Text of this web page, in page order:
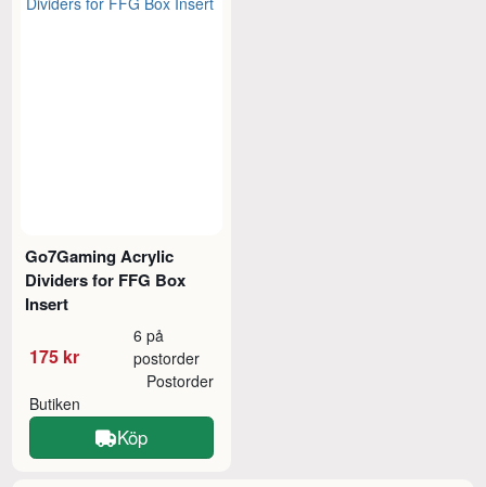
Go7Gaming Acrylic
Dividers for FFG Box
Insert
175 kr
6 på
postorder
Butiken
Postorder
Köp